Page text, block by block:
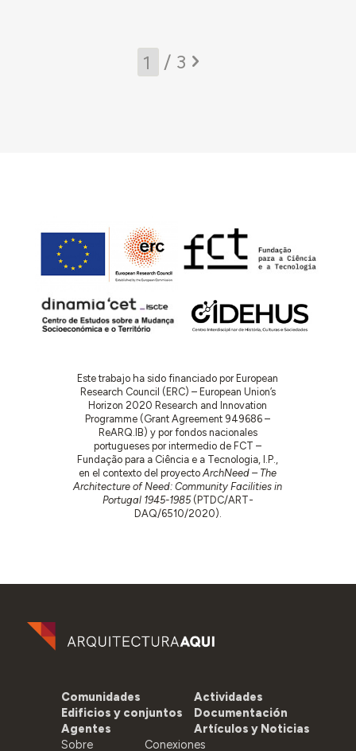
/ 3
Este trabajo ha sido financiado por European
Research Council (ERC) – European Union’s
Horizon 2020 Research and Innovation
Programme (Grant Agreement 949686 –
ReARQ.IB) y por fondos nacionales
portugueses por intermedio de FCT –
Fundação para a Ciência e a Tecnologia, I.P.,
en el contexto del proyectoArchNeed – The
Architecture of Need: Community Facilities in
Portugal 1945-1985(PTDC/ART-
DAQ/6510/2020).
Comunidades
Edificios y conjuntos
Agentes
Actividades
Documentación
Artículos y Noticias
Sobre
Conexiones